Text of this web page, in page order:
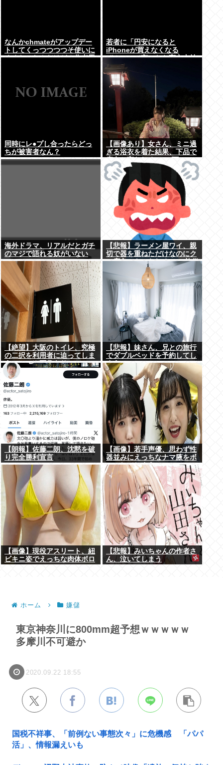
なんかchmateがアップデー
トしてくっつつつつそ使いに
くくなったんだけど？作者馬
若者に「円安になると
iPhoneが買えなくなる
ぞ！」って言ったら高市支持
する奴減りそうだよな
同時にレ●プし合ったらどっ
ちが被害者なん？
【画像あり】女さん、ミニ過
ぎる浴衣を着た結果、下品で
痴女と言われる→2.4万いい
ね
海外ドラマ、リアルだとガチ
のマジで語れる奴がいない
www
【悲報】ラーメン屋ワイ、親
切で器を重ねただけなのにク
ソ店主にキレられる ←…礼儀
正しいワイが悪いか？
【絶望】大阪のトイレ、究極
の二択を利用者に迫ってしま
うwww (※画像あり)
【悲報】妹さん、兄との旅行
でダブルベッドを予約してし
まう⇒www
【朗報】佐藤二朗、沈黙を破
り完全勝利宣言
【画像】若手声優、思わず性
器並みにえっちなナマ腋をボ
ロンしてしまうwww
【画像】現役アスリート、紐
ビキニ姿でえっちな肉体ボロ
【悲報】みいちゃんの作者さ
ん、泣いてしまう
ホーム 嫌儲
東京神奈川に800mm超予想ｗｗｗｗｗ
多摩川不可避か
2020.09.22 18:55
国税不祥事、「前例ない事態次々」に危機感 「パパ
活」、情報漏えいも